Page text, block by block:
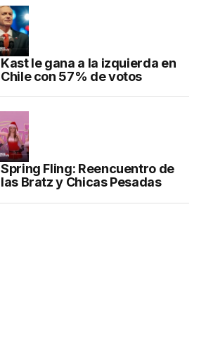
Kast le gana a la izquierda en
Chile con 57% de votos
Spring Fling: Reencuentro de
las Bratz y Chicas Pesadas